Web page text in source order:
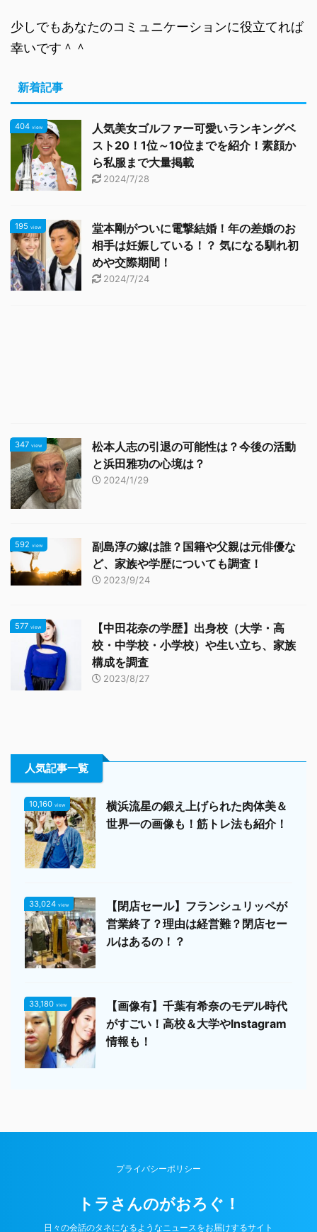
少しでもあなたのコミュニケーションに役立てれば
幸いです＾＾
新着記事
404 view
人気美女ゴルファー可愛いランキングベ
スト20！1位～10位までを紹介！素顔か
ら私服まで大量掲載
2024/7/28
195 view
堂本剛がついに電撃結婚！年の差婚のお
相手は妊娠している！？ 気になる馴れ初
めや交際期間！
2024/7/24
347 view
松本人志の引退の可能性は？今後の活動
と浜田雅功の心境は？
2024/1/29
592 view
副島淳の嫁は誰？国籍や父親は元俳優な
ど、家族や学歴についても調査！
2023/9/24
577 view
【中田花奈の学歴】出身校（大学・高
校・中学校・小学校）や生い立ち、家族
構成を調査
2023/8/27
人気記事一覧
10,160 view
横浜流星の鍛え上げられた肉体美＆
世界一の画像も！筋トレ法も紹介！
33,024 view
【閉店セール】フランシュリッペが
営業終了？理由は経営難？閉店セー
ルはあるの！？
33,180 view
【画像有】千葉有希奈のモデル時代
がすごい！高校＆大学やInstagram
情報も！
プライバシーポリシー
トラさんのがおろぐ！
日々の会話のタネになるようなニュースをお届けするサイト